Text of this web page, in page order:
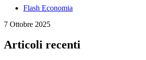
Flash Economia
7 Ottobre 2025
Articoli recenti